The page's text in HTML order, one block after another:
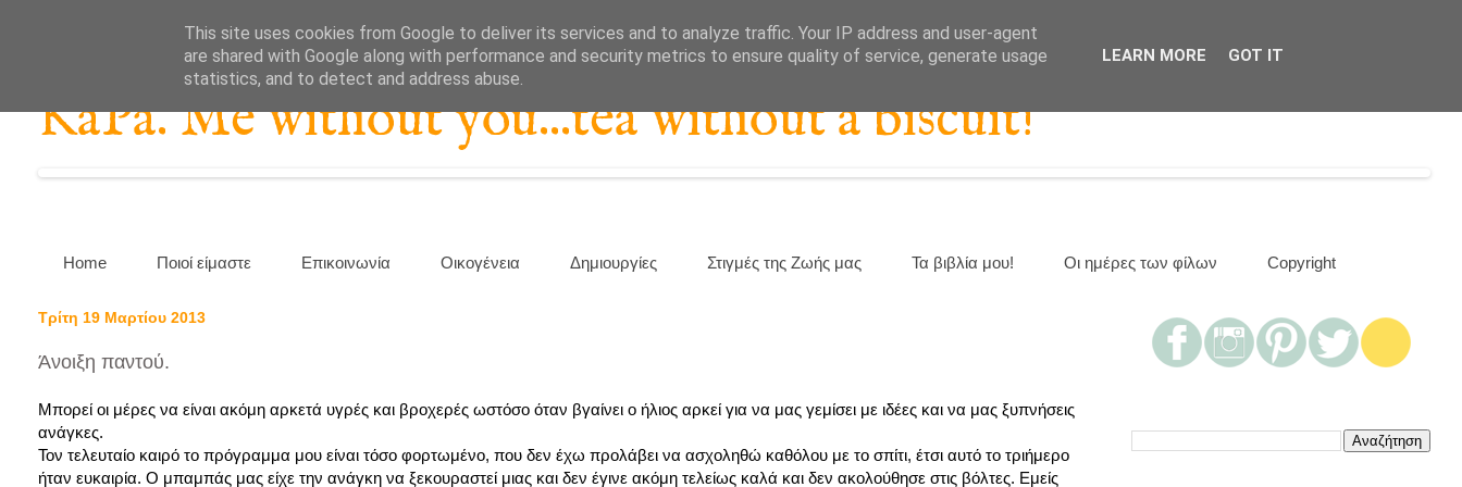
KaPa. Me without you...tea without a biscuit!
Home Ποιοί είμαστε Επικοινωνία Οικογένεια Δημιουργίες Στιγμές της Ζωής μας Τα βιβλία μου! Οι ημέρες των φίλων Copyright
Τρίτη 19 Μαρτίου 2013
Άνοιξη παντού.
Μπορεί οι μέρες να είναι ακόμη αρκετά υγρές και βροχερές ωστόσο όταν βγαίνει ο ήλιος αρκεί για να μας γεμίσει με ιδέες και να μας ξυπνήσεις
ανάγκες.
Τον τελευταίο καιρό το πρόγραμμα μου είναι τόσο φορτωμένο, που δεν έχω προλάβει να ασχοληθώ καθόλου με το σπίτι, έτσι αυτό το τριήμερο
ήταν ευκαιρία. Ο μπαμπάς μας είχε την ανάγκη να ξεκουραστεί μιας και δεν έγινε ακόμη τελείως καλά και δεν ακολούθησε στις βόλτες. Εμείς
This site uses cookies from Google to deliver its services and to analyze traffic. Your IP address and user-agent
are shared with Google along with performance and security metrics to ensure quality of service, generate usage
statistics, and to detect and address abuse.
LEARN MORE GOT IT